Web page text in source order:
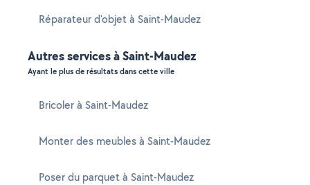
Réparateur d'objet à Saint-Maudez
Autres services à Saint-Maudez
Ayant le plus de résultats dans cette ville
Bricoler à Saint-Maudez
Monter des meubles à Saint-Maudez
Poser du parquet à Saint-Maudez